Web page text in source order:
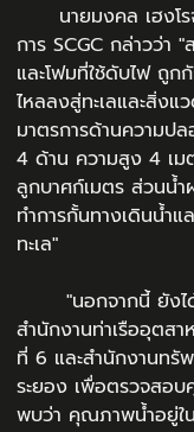
นายมงคล เฮงโรจ
การ SCGC กล่าวว่า
และโฟมที่ใช้ดับไฟ ถูก
ไหลลงสู่ทะเลและสิ่ง
มาตรการด้านความ
4 ด้าน ความสูง 4 เม
ลูกบาศก์เมตร ส่วนน้ำ
ทำการกั้นทางเดินน้ำ
ทะเล"
"นอกจากนี้ ยังได้
สำนักงานท่าเรืออุตส
ที่ 6 และสำนักงานทรั
ระยอง เพื่อตรวจสอ
พบว่า คุณภาพน้ำอยู่ใ